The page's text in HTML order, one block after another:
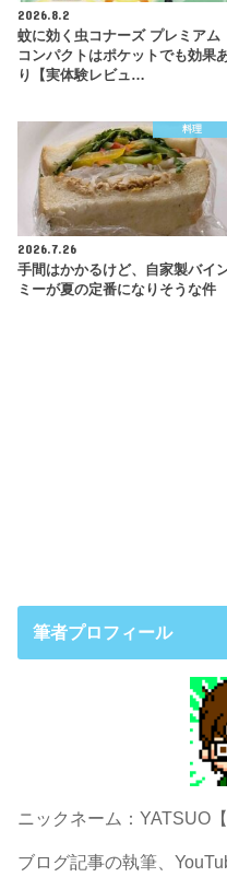
2026.8.2
蚊に効く虫コナーズ プレミアム
コンパクトはポケットでも効果
り【実体験レビュ…
料理
2026.7.26
手間はかかるけど、自家製バイ
ミーが夏の定番になりそうな件
筆者プロフィール
ニックネーム：YATSUO【
ブログ記事の執筆、